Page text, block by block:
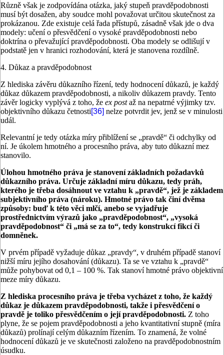
Různě však je zodpovídána otázka, jaký stupeň pravděpodobnosti
musí být dosažen, aby soudce mohl považovat určitou skutečnost za
prokázanou. Zde existuje celá řada přístupů, zásadně však jde o dva
modely: učení o přesvědčení o vysoké pravděpodobnosti nebo
doktrína o převažující pravděpodobnosti. Oba modely se odlišují v
podstatě jen v hranici rozhodování, která je stanovena rozdílně.
4. Důkaz a pravděpodobnost
Z hlediska závěru důkazního řízení, tedy hodnocení důkazů, je každý
důkaz důkazem pravděpodobnosti, a nikoliv důkazem pravdy. Tento
závěr logicky vyplývá z toho, že ex postaž na nepatrné výjimky tzv.
objektivního důkazu četnosti[36] nelze potvrdit jev, jenž se v minulosti
udál.
Relevantní je tedy otázka míry přiblížení se „pravdě“ či odchylky od
ní. Je úkolem hmotného a procesního práva, aby tuto důkazní mez
stanovilo.
Úlohou hmotného práva je stanovení základních požadavků
důkazního práva. Určuje základní míru důkazu, tedy práh,
kterého je třeba dosáhnout ve vztahu k „pravdě“, jež je základem
subjektivního práva (nároku). Hmotné právo tak činí dvěma
způsoby: buď k této věci mlčí, anebo se vyjadřuje
prostřednictvím výrazů jako „pravděpodobnost“, „vysoká
pravděpodobnost“ či „má se za to“, tedy konstrukcí fikcí či
domněnek.
V prvém případě vyžaduje důkaz „pravdy“, v druhém případě stanoví
nižší míru jejího dosahování (důkazu). Ta se ve vztahu k „pravdě“
může pohybovat od 0,1 – 100 %. Tak stanoví hmotné právo objektivní
meze míry důkazu.
Z hlediska procesního práva je třeba vycházet z toho, že každý
důkaz je důkazem pravděpodobnosti, takže i přesvědčení o
pravdě je toliko přesvědčením o její pravděpodobnosti. Z toho
plyne, že se pojem pravděpodobnosti a jeho kvantitativní stupně (míra
důkazů) prolínají celým důkazním řízením. To znamená, že volné
hodnocení důkazů je ve skutečnosti založeno na pravděpodobnostním
úsudku.